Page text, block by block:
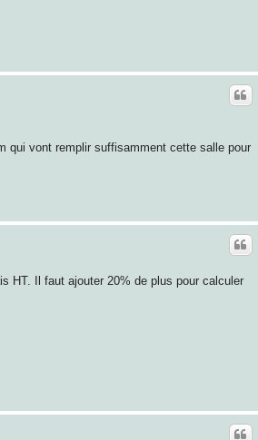
qui vont remplir suffisamment cette salle pour
HT. Il faut ajouter 20% de plus pour calculer